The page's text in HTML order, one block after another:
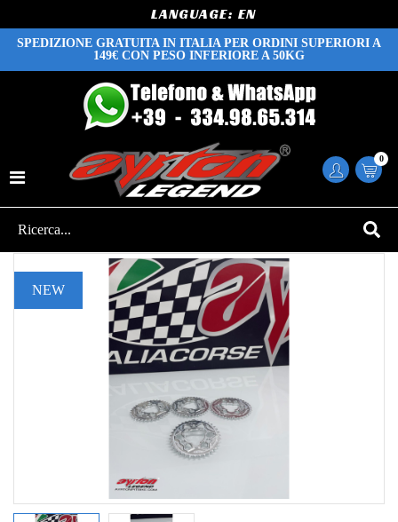
LANGUAGE:
SPEDIZIONE GRATUITA IN ITALIA PER ORDINI SUPERIORI A
149€ CON PESO INFERIORE A 50KG
0
NEW